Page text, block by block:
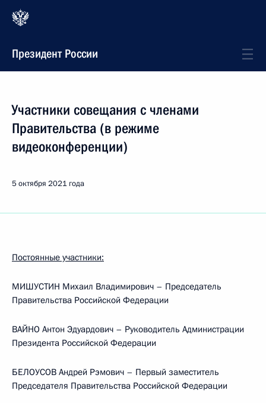
Президент России
Участники совещания с членами
Правительства (в режиме
видеоконференции)
5 октября 2021 года
Постоянные участники:
МИШУСТИН Михаил Владимирович – Председатель
Правительства Российской Федерации
ВАЙНО Антон Эдуардович – Руководитель Администрации
Президента Российской Федерации
БЕЛОУСОВ Андрей Рэмович – Первый заместитель
Председателя Правительства Российской Федерации